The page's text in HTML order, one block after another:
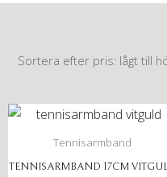
Tennisarmband
TENNISARMBAND 17CM